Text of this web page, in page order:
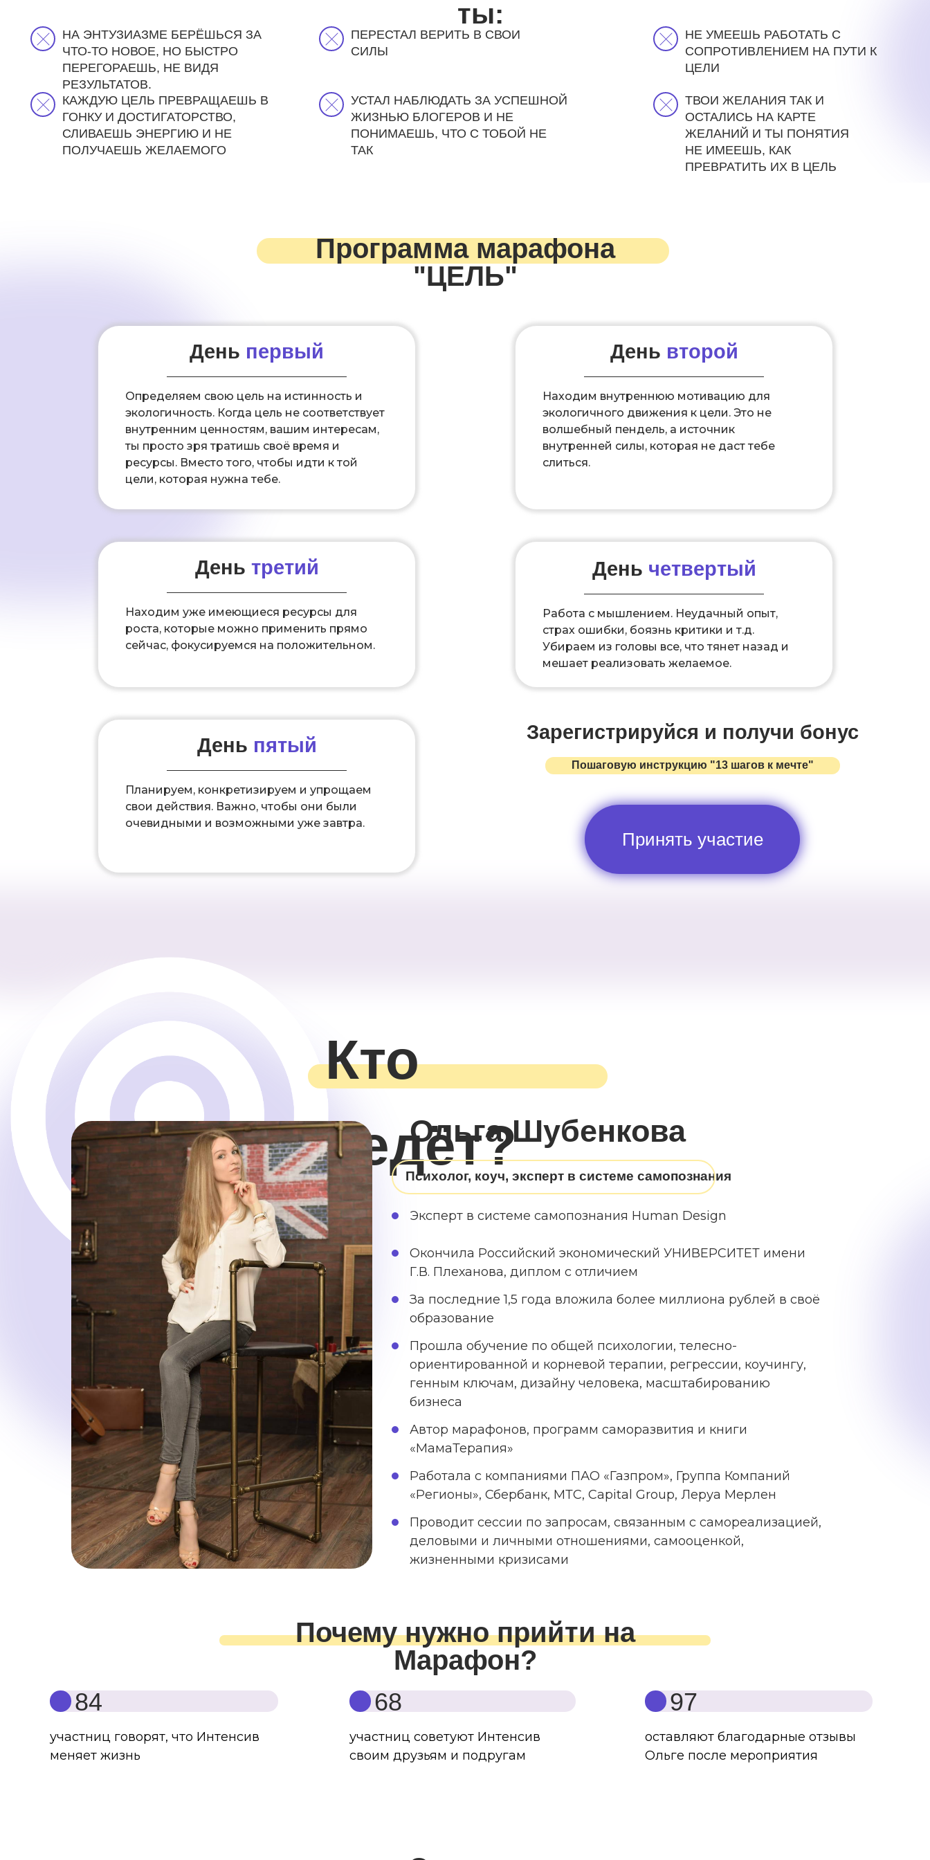
ты:
НА ЭНТУЗИАЗМЕ БЕРЁШЬСЯ ЗА
ЧТО-ТО НОВОЕ, НО БЫСТРО
ПЕРЕГОРАЕШЬ, НЕ ВИДЯ
РЕЗУЛЬТАТОВ.
ПЕРЕСТАЛ ВЕРИТЬ В СВОИ
СИЛЫ
УСТАЛ НАБЛЮДАТЬ ЗА УСПЕШНОЙ
ЖИЗНЬЮ БЛОГЕРОВ И НЕ
ПОНИМАЕШЬ, ЧТО С ТОБОЙ НЕ
ТАК
НЕ УМЕЕШЬ РАБОТАТЬ С
СОПРОТИВЛЕНИЕМ НА ПУТИ К
ЦЕЛИ
ТВОИ ЖЕЛАНИЯ ТАК И
ОСТАЛИСЬ НА КАРТЕ
ЖЕЛАНИЙ И ТЫ ПОНЯТИЯ
НЕ ИМЕЕШЬ, КАК
ПРЕВРАТИТЬ ИХ В ЦЕЛЬ
КАЖДУЮ ЦЕЛЬ ПРЕВРАЩАЕШЬ В
ГОНКУ И ДОСТИГАТОРСТВО,
СЛИВАЕШЬ ЭНЕРГИЮ И НЕ
ПОЛУЧАЕШЬ ЖЕЛАЕМОГО
Программа марафона
"ЦЕЛЬ"
#5b49cc
День второй
Находим внутреннюю мотивацию для
экологичного движения к цели. Это не
волшебный пендель, а источник
внутренней силы, которая не даст тебе
слиться.
День первый
Определяем свою цель на истинность и
экологичность. Когда цель не соответствует
внутренним ценностям, вашим интересам,
ты просто зря тратишь своё время и
ресурсы. Вместо того, чтобы идти к той
цели, которая нужна тебе.
Пошаговую инструкцию "13 шагов к мечте"
Зарегистрируйся и получи бонус
Принять участие
День третий
Находим уже имеющиеся ресурсы для
роста, которые можно применить прямо
сейчас, фокусируемся на положительном.
День четвертый
Работа с мышлением. Неудачный опыт,
страх ошибки, боязнь критики и т.д.
Убираем из головы все, что тянет назад и
мешает реализовать желаемое.
День пятый
Планируем, конкретизируем и упрощаем
свои действия. Важно, чтобы они были
очевидными и возможными уже завтра.
Ольга Шубенкова
Психолог, коуч, эксперт в системе самопознания
Окончила Российский экономический УНИВЕРСИТЕТ имени
Г.В. Плеханова, диплом с отличием
За последние 1,5 года вложила более миллиона рублей в своё
образование
Прошла обучение по общей психологии, телесно-
ориентированной и корневой терапии, регрессии, коучингу,
генным ключам, дизайну человека, масштабированию
бизнеса
Автор марафонов, программ саморазвития и книги
«МамаТерапия»
Работала с компаниями ПАО «Газпром», Группа Компаний
«Регионы», Сбербанк, МТС, Capital Group, Леруа Мерлен
Проводит сессии по запросам, связанным с самореализацией,
деловыми и личными отношениями, самооценкой,
жизненными кризисами
Кто
ведёт?
Эксперт в системе самопознания Human Design
Почему нужно прийти на
Марафон?
84 68 97
участниц говорят, что Интенсив
меняет жизнь
участниц советуют Интенсив
своим друзьям и подругам
оставляют благодарные отзывы
Ольге после мероприятия